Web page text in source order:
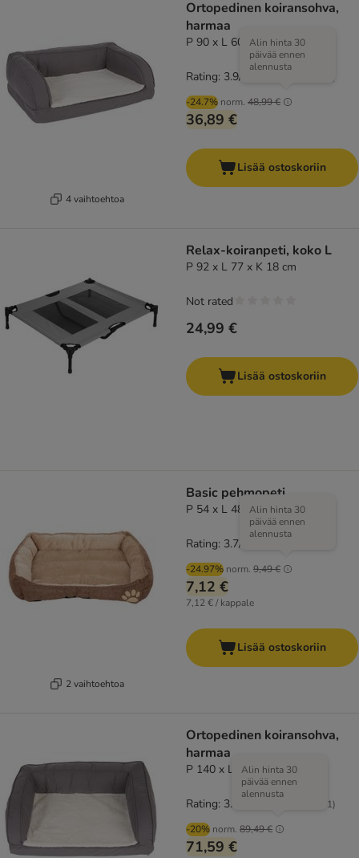
4 vaihtoehtoa
Ortopedinen koiransohva,
harmaa
P 90 x L 60 x K 30 cm
-24.7% norm. 48,99 €
Alin hinta 30
päivää ennen
alennusta
36,89 €
Rating: 3.9/5
Lisää ostoskoriin
Relax-koiranpeti, koko L
P 92 x L 77 x K 18 cm
24,99 €
Not rated
Lisää ostoskoriin
2 vaihtoehtoa
Basic pehmopeti
P 54 x L 48 x K 11 cm
-24.97% norm. 9,49 €
Alin hinta 30
päivää ennen
alennusta
7,12 €
7,12 € / kappale
Rating: 3.7/5
Lisää ostoskoriin
Ortopedinen koiransohva,
harmaa
P 140 x L 80 x K 32 cm
-20% norm. 89,49 €
Alin hinta 30
päivää ennen
alennusta
71,59 €
Rating: 3.9/5 281)